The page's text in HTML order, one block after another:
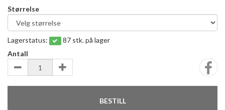
Størrelse
Lagerstatus:
87 stk. på lager
Antall
BESTILL